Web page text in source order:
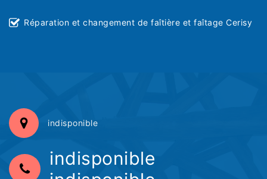
Réparation et changement de faîtière et faîtage Cerisy
indisponible
indisponible